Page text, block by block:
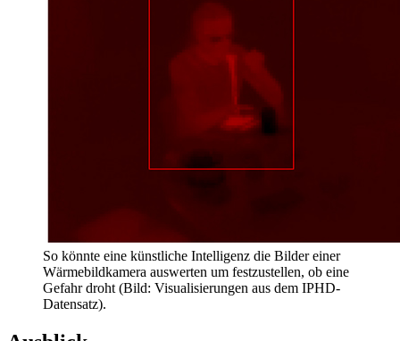
So könnte eine künstliche Intelligenz die Bilder einer
Wärmebildkamera auswerten um festzustellen, ob eine
Gefahr droht (Bild: Visualisierungen aus dem IPHD-
Datensatz).